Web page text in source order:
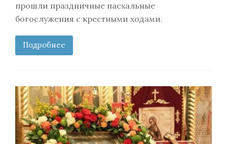
прошли праздничные пасхальные
богослужения с крестными ходами.
Подробнее